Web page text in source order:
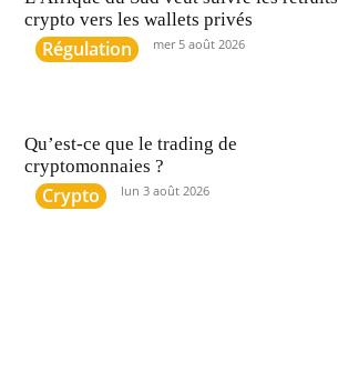
crypto vers les wallets privés
Régulation mer 5 août 2026
Qu’est-ce que le trading de
cryptomonnaies ?
Crypto lun 3 août 2026